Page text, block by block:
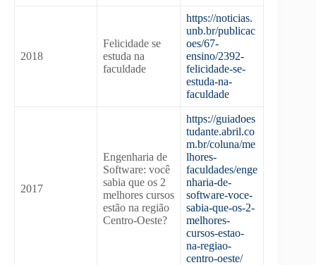
2018
Felicidade se
estuda na
faculdade
https://noticias.
unb.br/publicac
oes/67-
ensino/2392-
felicidade-se-
estuda-na-
faculdade
2017
Engenharia de
Software: você
sabia que os 2
melhores cursos
estão na região
Centro-Oeste?
https://guiadoes
tudante.abril.co
m.br/coluna/me
lhores-
faculdades/enge
nharia-de-
software-voce-
sabia-que-os-2-
melhores-
cursos-estao-
na-regiao-
centro-oeste/